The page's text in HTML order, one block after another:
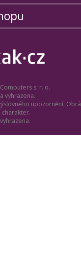
s. r. o.
vyhrazena.
upozornění.